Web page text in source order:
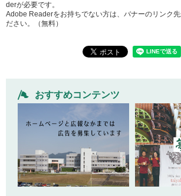
derが必要です。
Adobe Readerをお持ちでない方は、バナーのリンク
ださい。（無料）
おすすめコンテンツ